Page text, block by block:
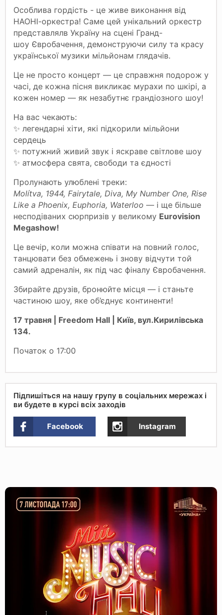
Особлива гордість - це живе виконання від
НАОНІ-оркестра! Саме цей унікальний оркестр
представлялв Україну на сцені Гранд-
шоу Євробачення, демонструючи силу та красу
української музики мільйонам глядачів.
Це не просто концерт — це справжня подорож у
часі, де кожна пісня викликає мурахи по шкірі, а
кожен номер — як незабутнє грандіозного шоу!
На вас чекають:
✨ легендарні хіти, які підкорили мільйони
сердець
✨ потужний живий звук і яскраве світлове шоу
✨ атмосфера свята, свободи та єдності
Пролунають улюблені треки:
Molítva, 1944, Fairytale, Diva, My Number One, Rise
Like a Phoenix, Euphoria, Waterloo — і ще більше
несподіваних сюрпризів у великому Eurovision
Megashow!
Це вечір, коли можна співати на повний голос,
танцювати без обмежень і знову відчути той
самий адреналін, як під час фіналу Євробачення.
Збирайте друзів, бронюйте місця — і станьте
частиною шоу, яке об’єднує континенти!
17 травня | Freedom Hall
Київ, вул.Кирилівська
134.
Початок о 17:00
Підпишіться на нашу групу в соціальних мережах і
ви будете в курсі всіх заходів
Facebook Instagram